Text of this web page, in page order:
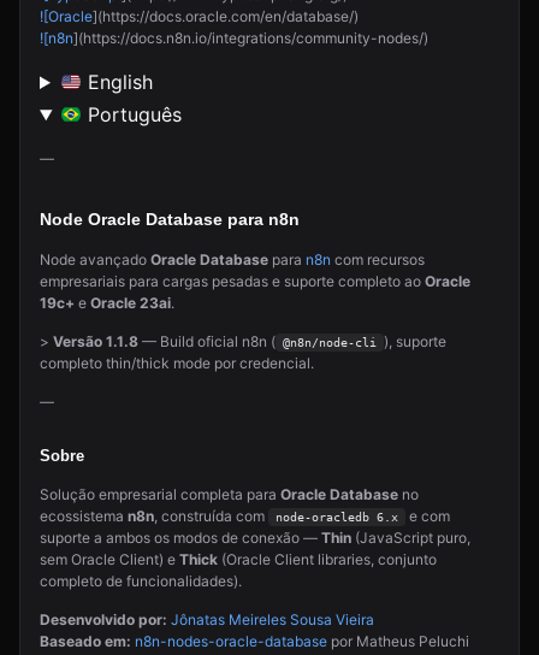
![Oracle](https://docs.oracle.com/en/database/)
![n8n](https://docs.n8n.io/integrations/community-nodes/)
English
Português
—
Node Oracle Database para n8n
Node avançado Oracle Database para n8n com recursos
empresariais para cargas pesadas e suporte completo ao Oracle
19c+ e Oracle 23ai.
> Versão 1.1.8 — Build oficial n8n ( @n8n/node-cli
), suporte
completo thin/thick mode por credencial.
—
Sobre
Solução empresarial completa para Oracle Database no
ecossistema n8n, construída com node-oracledb 6.x
e com
suporte a ambos os modos de conexão — Thin (JavaScript puro,
sem Oracle Client) e Thick (Oracle Client libraries, conjunto
completo de funcionalidades).
Desenvolvido por: Jônatas Meireles Sousa Vieira
Baseado em: n8n-nodes-oracle-database por Matheus Peluchi